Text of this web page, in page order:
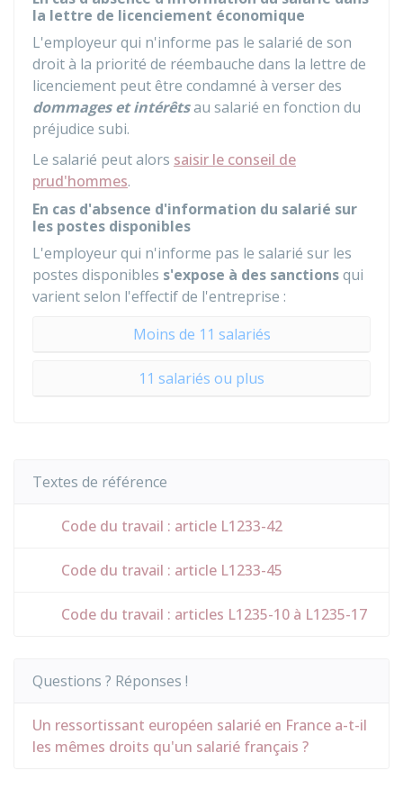
la lettre de licenciement économique
L'employeur qui n'informe pas le salarié de son
droit à la priorité de réembauche dans la lettre de
licenciement peut être condamné à verser des
dommages et intérêtsau salarié en fonction du
préjudice subi.
Le salarié peut alors saisir le conseil de
prud'hommes.
En cas d'absence d'information du salarié sur
les postes disponibles
L'employeur qui n'informe pas le salarié sur les
postes disponibles s'expose à des sanctionsqui
varient selon l'effectif de l'entreprise :
Moins de 11 salariés
11 salariés ou plus
Textes de référence
Code du travail : article L1233-42
Code du travail : article L1233-45
Code du travail : articles L1235-10 à L1235-17
Questions ? Réponses !
Un ressortissant européen salarié en France a-t-il
les mêmes droits qu'un salarié français ?